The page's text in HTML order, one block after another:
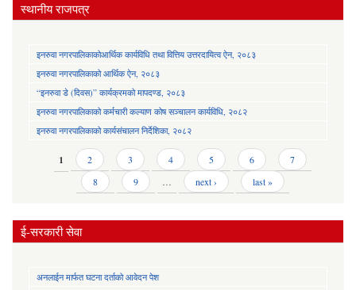
स्थानीय राजपत्र
इनरुवा नगरपालिकाकोआर्थिक कार्यविधि तथा वित्तिय उत्तरदायित्व ऐन, २०८३
इनरुवा नगरपालिकाको आर्थिक ऐन, २०८३
“इनरुवा डे (दिवस)” कार्यक्रमको मापदण्ड, २०८३
इनरुवा नगरपालिकाको कर्मचारी कल्याण कोष सञ्चालन कार्यविधि, २०८२
इनरुवा नगरपालिकाको कार्यसंचालन निर्देशिका, २०८२
Pages1 2 3 4 5 6
7
8
9 … next › last »
ई-सरकारी सेवा
अनलाईन मार्फत घटना दर्ताको आवेदन पेश